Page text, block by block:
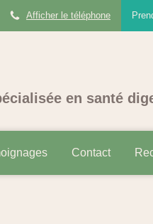
Afficher le téléphone
en santé
Contact